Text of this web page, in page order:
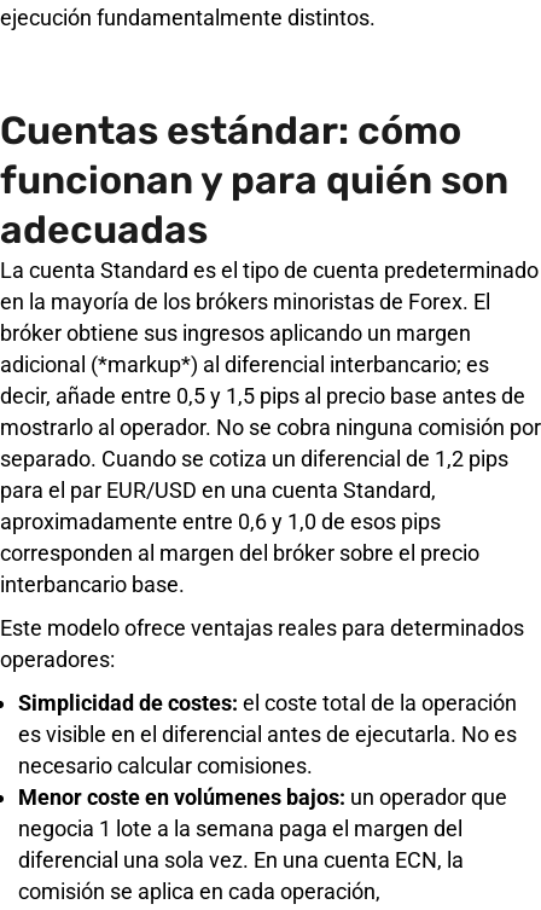
ejecución fundamentalmente distintos.
Cuentas estándar: cómo
funcionan y para quién son
adecuadas
La cuenta Standard es el tipo de cuenta predeterminado
en la mayoría de los brókers minoristas de Forex. El
bróker obtiene sus ingresos aplicando un margen
adicional (*markup*) al diferencial interbancario; es
decir, añade entre 0,5 y 1,5 pips al precio base antes de
mostrarlo al operador. No se cobra ninguna comisión por
separado. Cuando se cotiza un diferencial de 1,2 pips
para el par EUR/USD en una cuenta Standard,
aproximadamente entre 0,6 y 1,0 de esos pips
corresponden al margen del bróker sobre el precio
interbancario base.
Este modelo ofrece ventajas reales para determinados
operadores:
Simplicidad de costes: el coste total de la operación
es visible en el diferencial antes de ejecutarla. No es
necesario calcular comisiones.
Menor coste en volúmenes bajos: un operador que
negocia 1 lote a la semana paga el margen del
diferencial una sola vez. En una cuenta ECN, la
comisión se aplica en cada operación,